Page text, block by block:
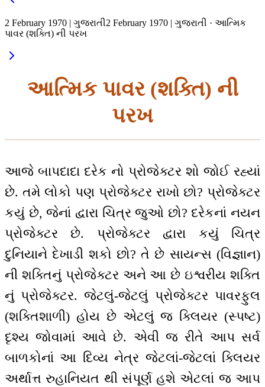
2 February 1970 | ગુજરાતી2 February 1970 | ગુજરાતી · આત્મિક
પાવર (શક્તિ) ની પરખ
આત્મિક પાવર (શક્તિ) ની
પરખ
આજે બાપદાદા દરેક નો પ્રોજેક્ટર શો જોઈ રહ્યાં
છે. તમે લોકો પણ પ્રોજેક્ટર રાખો છો? પ્રોજેક્ટર
કયું છે, જેનાં દ્વારા ચિત્ર જુઓ છો? દરેકનાં નયન
પ્રોજેક્ટર છે. પ્રોજેક્ટર દ્વારા કયું ચિત્ર
દુનિયાને દેખાડી શકો છો? તે છે સાયન્સ (વિજ્ઞાન)
ની શક્તિનું પ્રોજેક્ટર અને આ છે ઇશ્વરીય શક્તિ
નું પ્રોજેક્ટર. જેટલું-જેટલું પ્રોજેક્ટર પાવરફુલ
(શક્તિશાળી) હોય છે એટલું જ ક્લિયર (સ્પષ્ટ)
દૃશ્ય જોવામાં આવે છે. એવી જ રીતે આપ સર્વ
બાળકોનાં આ દિવ્ય નેત્ર જેટલાં-જેટલાં ક્લિયર
અર્થાત્ત રુહાનિયત થી સંપૂર્ણ હશે એટલાં જ આપ